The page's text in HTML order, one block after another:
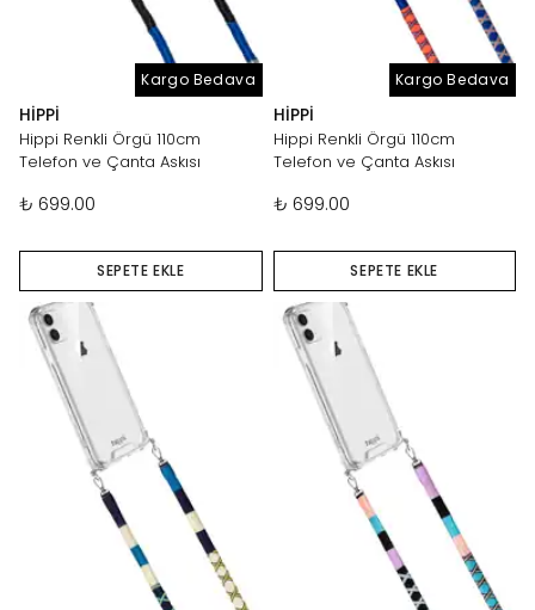
Kargo Bedava
HIPPI
Hippi Renkli Örgü 110cm
Telefon ve Çanta Askısı
₺ 699.00
SEPETE EKLE
Kargo Bedava
HIPPI
Hippi Renkli Örgü 110cm
Telefon ve Çanta Askısı
₺ 699.00
SEPETE EKLE